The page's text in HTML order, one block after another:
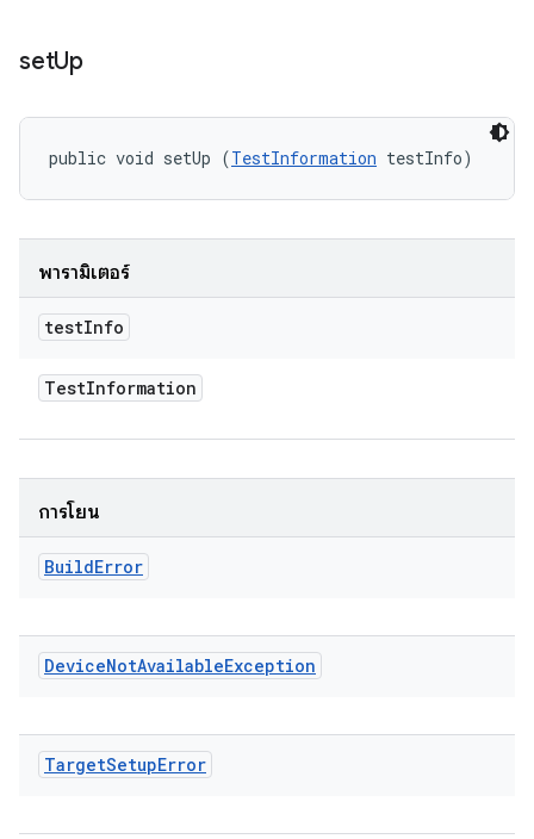
setUp
public void setUp (TestInformation testInfo)
พารามิเตอร์
testInfo
TestInformation
การโยน
BuildError
DeviceNotAvailableException
TargetSetupError